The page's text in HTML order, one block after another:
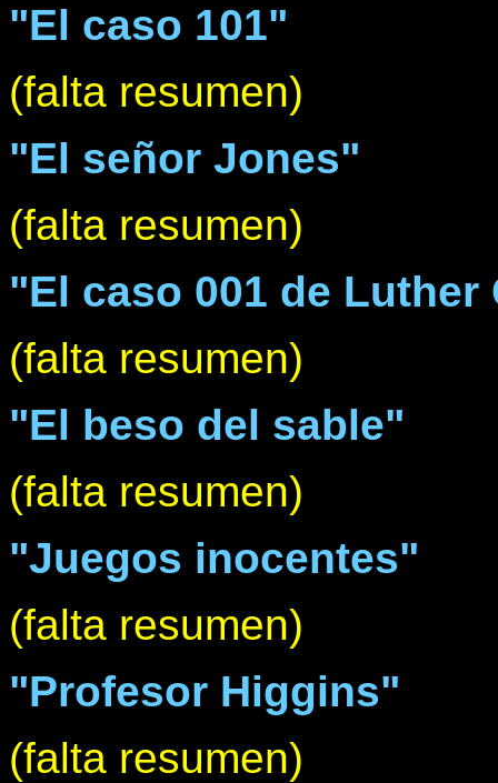
"El caso 101"
(falta resumen)
"El señor Jones"
(falta resumen)
"El caso 001 de Luther
(falta resumen)
"El beso del sable"
(falta resumen)
"Juegos inocentes"
(falta resumen)
"Profesor Higgins"
(falta resumen)